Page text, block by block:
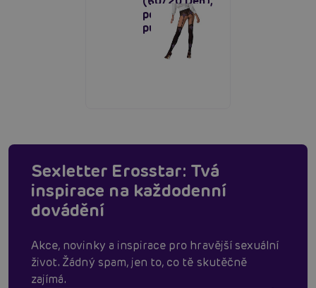
podvazkové
punčochy
Sexletter Erosstar: Tvá
inspirace na každodenní
dovádění
Akce, novinky a inspirace pro hravější sexuální
život. Žádný spam, jen to, co tě skutěčně
zajímá.